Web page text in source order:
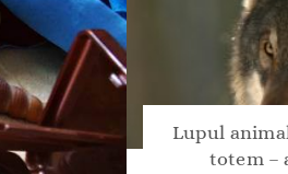
Lupul
totem –